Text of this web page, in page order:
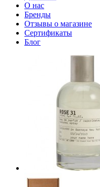
О нас
Бренды
Отзывы о магазине
Сертификаты
Блог